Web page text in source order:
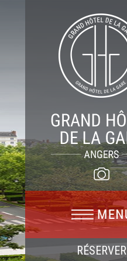
RÉSERVER